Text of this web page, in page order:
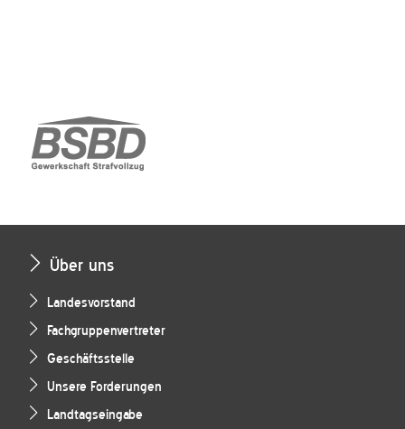
Über uns
Landesvorstand
Fachgruppenvertreter
Geschäftsstelle
Unsere Forderungen
Landtagseingabe